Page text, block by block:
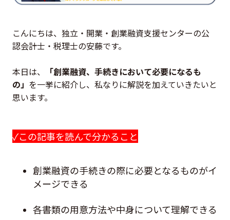
こんにちは、独立・開業・創業融資支援センターの公
認会計士・税理士の安藤です。
本日は、
「創業融資、手続きにおいて必要になるも
の」 を一挙に紹介し、私なりに解説を加えていきたいと
思います。
✓この記事を読んで分かること
創業融資の手続きの際に必要となるものがイ
メージできる
各書類の用意方法や中身について理解できる